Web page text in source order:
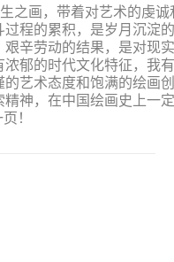
之画，带着对艺术的虔诚
过程的累积，是岁月沉淀
艰辛劳动的结果，是对现
郁的时代文化特征，我
艺术态度和饱满的绘画
精神，在中国绘画史上一
！